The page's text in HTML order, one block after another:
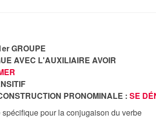
GROUPE
AVEC L'AUXILIAIRE AVOIR
PRONOMINALE : SE
pour la conjugaison du verbe